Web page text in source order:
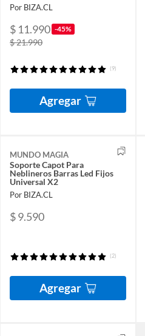
Por BIZA.CL
$ 11.990 -45%
$ 21.990
(9)
Agregar
MUNDO MAGIA
Soporte Capot Para
Neblineros Barras Led Fijos
Universal X2
Por BIZA.CL
$ 9.590
(2)
Agregar